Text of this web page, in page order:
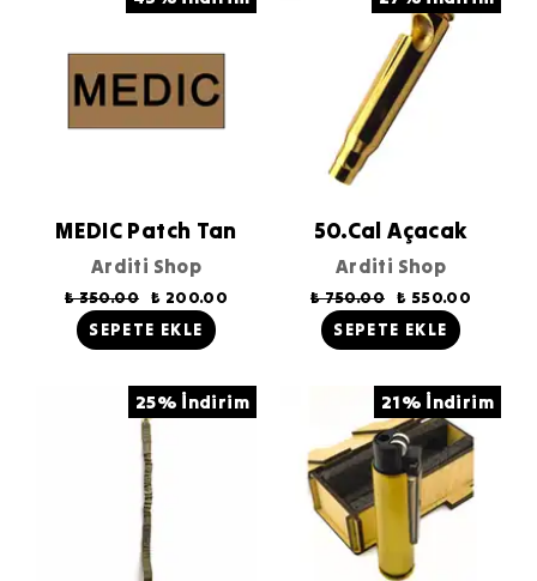
MEDIC Patch Tan
Arditi Shop
₺ 350.00 ₺ 200.00
SEPETE EKLE
50.Cal Açacak
Arditi Shop
₺ 750.00 ₺ 550.00
SEPETE EKLE
25% İndirim 21% İndirim